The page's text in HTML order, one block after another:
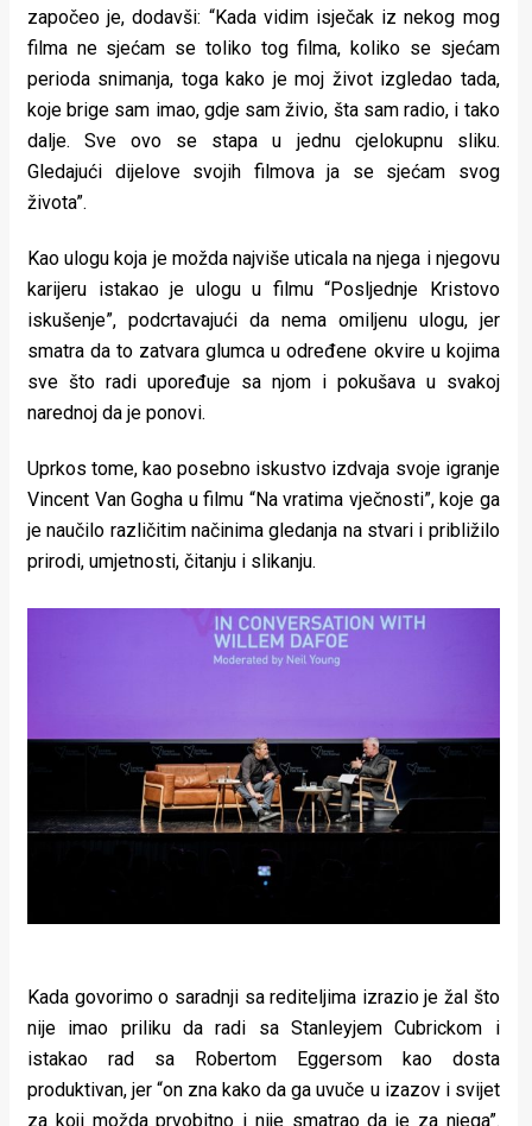
započeo je, dodavši: “Kada vidim isječak iz nekog mog
filma ne sjećam se toliko tog filma, koliko se sjećam
perioda snimanja, toga kako je moj život izgledao tada,
koje brige sam imao, gdje sam živio, šta sam radio, i tako
dalje. Sve ovo se stapa u jednu cjelokupnu sliku.
Gledajući dijelove svojih filmova ja se sjećam svog
života”.
Kao ulogu koja je možda najviše uticala na njega i njegovu
karijeru istakao je ulogu u filmu “Posljednje Kristovo
iskušenje”, podcrtavajući da nema omiljenu ulogu, jer
smatra da to zatvara glumca u određene okvire u kojima
sve što radi upoređuje sa njom i pokušava u svakoj
narednoj da je ponovi.
Uprkos tome, kao posebno iskustvo izdvaja svoje igranje
Vincent Van Gogha u filmu “Na vratima vječnosti”, koje ga
je naučilo različitim načinima gledanja na stvari i približilo
prirodi, umjetnosti, čitanju i slikanju.
Kada govorimo o saradnji sa rediteljima izrazio je žal što
nije imao priliku da radi sa Stanleyjem Cubrickom i
istakao rad sa Robertom Eggersom kao dosta
produktivan, jer “on zna kako da ga uvuče u izazov i svijet
za koji možda prvobitno i nije smatrao da je za njega”.